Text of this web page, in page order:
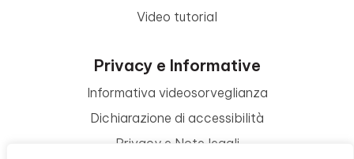
Video tutorial
Privacy e Informative
Informativa videosorveglianza
Dichiarazione di accessibilità
Privacy e Note legali